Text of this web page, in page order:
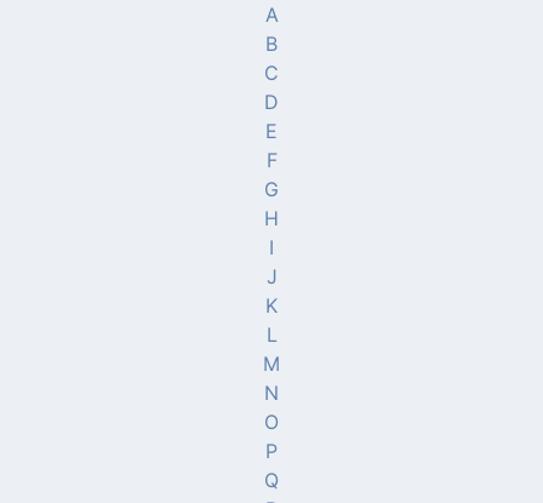
A
B
C
D
E
F
G
H
I
J
K
L
M
N
O
P
Q